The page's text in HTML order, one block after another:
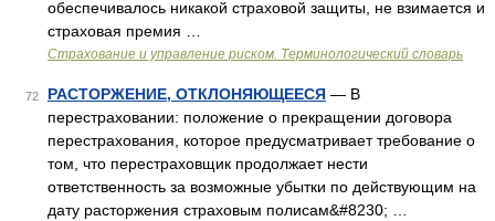
обеспечивалось никакой страховой защиты, не взимается и
страховая премия …
Страхование и управление риском. Терминологический словарь
72 РАСТОРЖЕНИЕ, ОТКЛОНЯЮЩЕЕСЯ — В
перестраховании: положение о прекращении договора
перестрахования, которое предусматривает требование о
том, что перестраховщик продолжает нести
ответственность за возможные убытки по действующим на
дату расторжения страховым полисам&#8230; …